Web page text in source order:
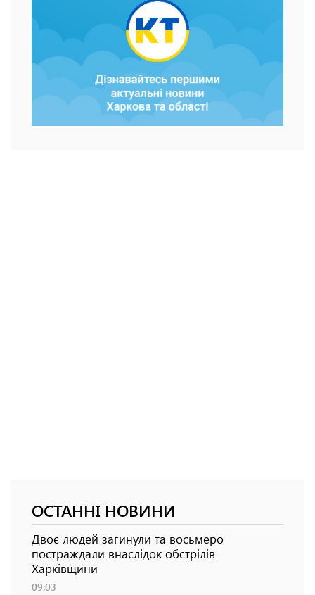
ОСТАННІ НОВИНИ
Двоє людей загинули та восьмеро
постраждали внаслідок обстрілів
Харківщини
09:03